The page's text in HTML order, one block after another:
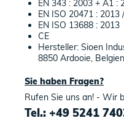
EN 343 : 2003 + A1 :
EN ISO 20471 :
EN ISO 13688 : 2013
CE
Hersteller: Sioen
8850 Ardooie,
Sie haben Fragen?
Rufen Sie uns an! - Wir
Tel.: +49 5241